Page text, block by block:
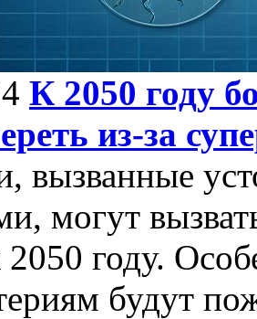
К 2050 году
из-за
вызванные
могут
2050 году.
будут